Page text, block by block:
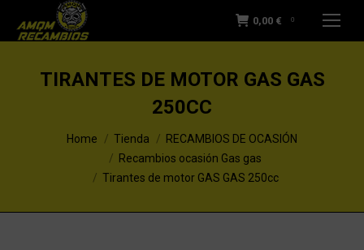
0,00 € 0
TIRANTES DE MOTOR GAS GAS
250CC
You are here:Home Tienda
RECAMBIOS DE OCASIÓN
Recambios ocasión Gas gas
Tirantes de motor GAS GAS 250cc